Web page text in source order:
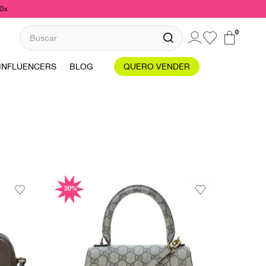
Buscar 0
INFLUENCERS BLOG QUERO VENDER
20%